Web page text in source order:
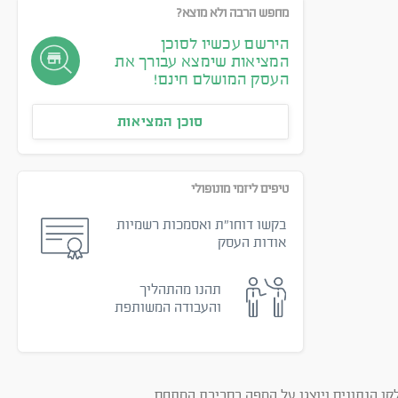
מחפש הרבה ולא מוצא?
הירשם עכשיו לסוכן
המציאות שימצא עבורך את
העסק המושלם חינם!
סוכן המציאות
טיפים ליזמי מונופולי
בקשו דוחו״ת ואסמכות רשמיות
אודות העסק
תהנו מהתהליך
והעבודה המשותפת